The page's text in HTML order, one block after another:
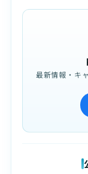
最新情報・キ